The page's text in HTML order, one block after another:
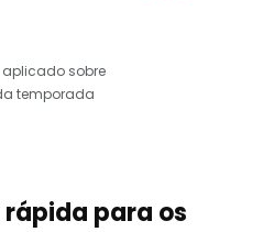
aplicado sobre
temporada
para os